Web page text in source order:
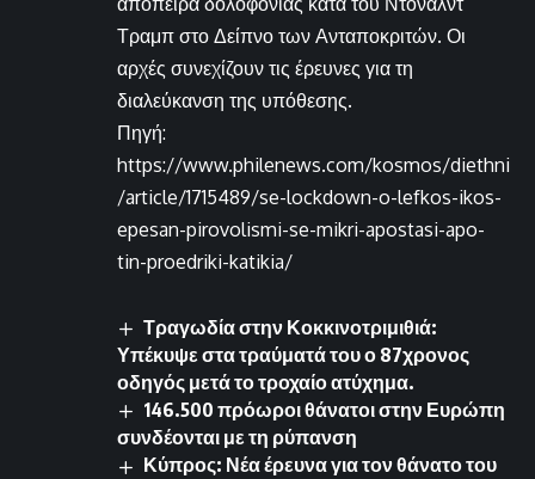
Τραμπ στο Δείπνο των Ανταποκριτών. Οι
αρχές συνεχίζουν τις έρευνες για τη
διαλεύκανση της υπόθεσης.
Πηγή:
https://www.philenews.com/kosmos/diethni
/article/1715489/se-lockdown-o-lefkos-ikos-
epesan-pirovolismi-se-mikri-apostasi-apo-
tin-proedriki-katikia/
Τραγωδία στην Κοκκινοτριμιθιά:
Υπέκυψε στα τραύματά του ο 87χρονος
οδηγός μετά το τροχαίο ατύχημα.
146.500 πρόωροι θάνατοι στην Ευρώπη
συνδέονται με τη ρύπανση
Κύπρος: Νέα έρευνα για τον θάνατο του